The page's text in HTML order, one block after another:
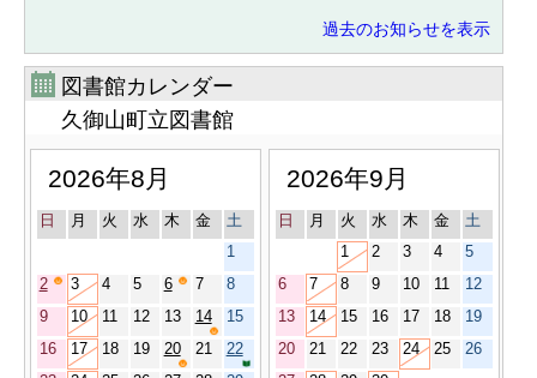
過去のお知らせを表示
図書館カレンダー
久御山町立図書館
2026年8月
日 月 火 水 木 金
土
1
2
3 4 5 6 7
8
9
10 11 12 13 14
15
16
17 18 19 20 21
22
2026年9月
日 月 火 水 木 金
土
1
2 3 4
5
6
7 8 9 10 11
12
13
14 15 16 17 18
19
20
21 22 23 24 25
26